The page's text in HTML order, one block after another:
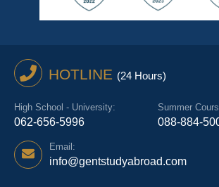
HOTLINE (24 Hours)
High School - University:
062-656-5996
Summer
088-884-
Email:
info@gentstudyabroad.com